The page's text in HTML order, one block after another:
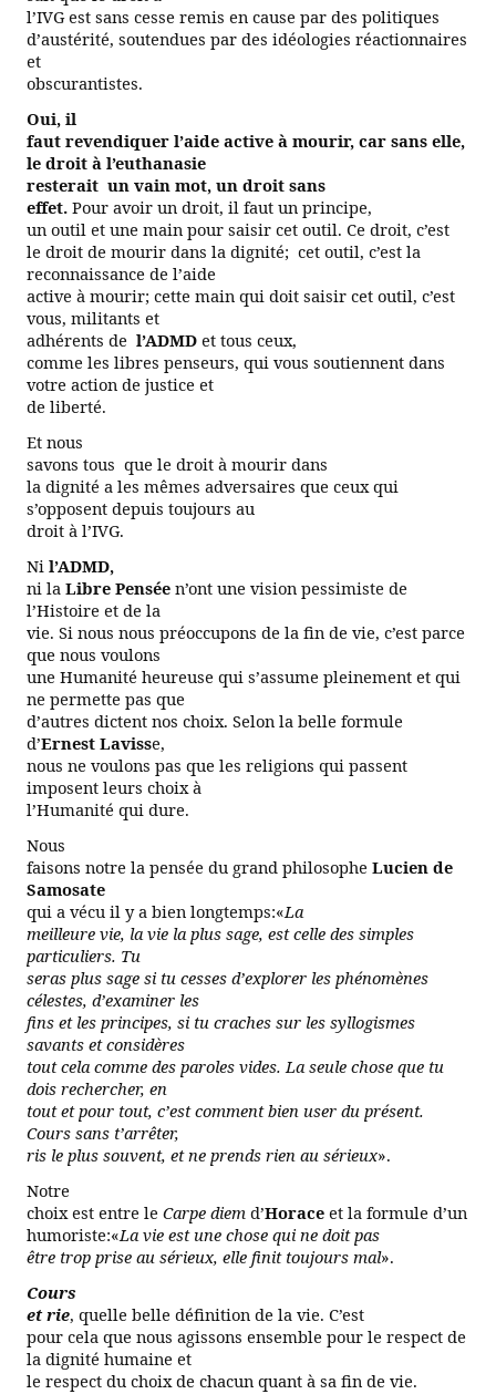
l’IVG est sans cesse remis en cause par des politiques
d’austérité, soutendues par des idéologies réactionnaires
et
obscurantistes.
Oui, il
faut revendiquer l’aide active à mourir, car sans elle,
le droit à l’euthanasie
resterait un vain mot, un droit sans
effet. Pour avoir un droit, il faut un principe,
un outil et une main pour saisir cet outil. Ce droit, c’est
le droit de mourir dans la dignité; cet outil, c’est la
reconnaissance de l’aide
active à mourir; cette main qui doit saisir cet outil, c’est
vous, militants et
adhérents de l’ADMD et tous ceux,
comme les libres penseurs, qui vous soutiennent dans
votre action de justice et
de liberté.
Et nous
savons tous que le droit à mourir dans
la dignité a les mêmes adversaires que ceux qui
s’opposent depuis toujours au
droit à l’IVG.
Ni l’ADMD,
ni la Libre Pensée n’ont une vision pessimiste de
l’Histoire et de la
vie. Si nous nous préoccupons de la fin de vie, c’est parce
que nous voulons
une Humanité heureuse qui s’assume pleinement et qui
ne permette pas que
d’autres dictent nos choix. Selon la belle formule
d’Ernest Lavisse,
nous ne voulons pas que les religions qui passent
imposent leurs choix à
l’Humanité qui dure.
Nous
faisons notre la pensée du grand philosophe Lucien de
Samosate
qui a vécu il y a bien longtemps:«La
meilleure vie, la vie la plus sage, est celle des simples
particuliers. Tu
seras plus sage si tu cesses d’explorer les phénomènes
célestes, d’examiner les
fins et les principes, si tu craches sur les syllogismes
savants et considères
tout cela comme des paroles vides. La seule chose que tu
dois rechercher, en
tout et pour tout, c’est comment bien user du présent.
Cours sans t’arrêter,
ris le plus souvent, et ne prends rien au sérieux».
Notre
choix est entre le Carpe diem d’Horace et la formule d’un
humoriste:«Lavie est une chose qui ne doit pas
être trop prise au sérieux, elle finit toujours mal».
Cours
et rie, quelle belle définition de la vie. C’est
pour cela que nous agissons ensemble pour le respect de
la dignité humaine et
le respect du choix de chacun quant à sa fin de vie.